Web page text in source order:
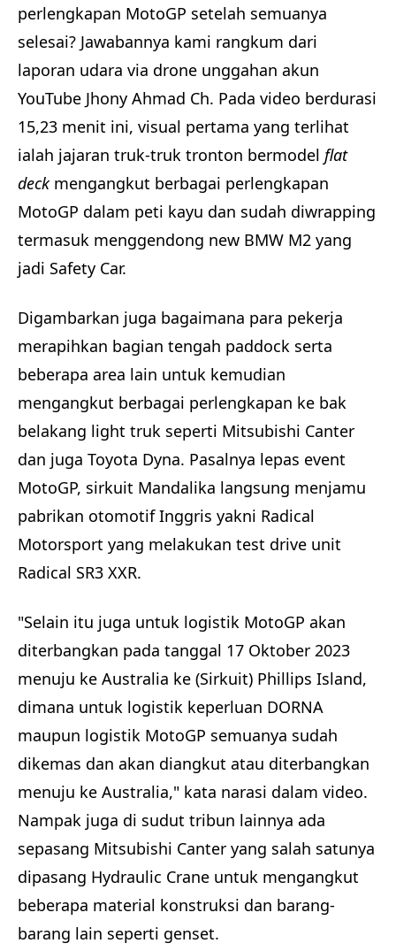
perlengkapan MotoGP setelah semuanya
selesai? Jawabannya kami rangkum dari
laporan udara via drone unggahan akun
YouTube Jhony Ahmad Ch. Pada video berdurasi
15,23 menit ini, visual pertama yang terlihat
ialah jajaran truk-truk tronton bermodel flat
deckmengangkut berbagai perlengkapan
MotoGP dalam peti kayu dan sudah diwrapping
termasuk menggendong new BMW M2 yang
jadi Safety Car.
Digambarkan juga bagaimana para pekerja
merapihkan bagian tengah paddock serta
beberapa area lain untuk kemudian
mengangkut berbagai perlengkapan ke bak
belakang light truk seperti Mitsubishi Canter
dan juga Toyota Dyna. Pasalnya lepas event
MotoGP, sirkuit Mandalika langsung menjamu
pabrikan otomotif Inggris yakni Radical
Motorsport yang melakukan test drive unit
Radical SR3 XXR.
"Selain itu juga untuk logistik MotoGP akan
diterbangkan pada tanggal 17 Oktober 2023
menuju ke Australia ke (Sirkuit) Phillips Island,
dimana untuk logistik keperluan DORNA
maupun logistik MotoGP semuanya sudah
dikemas dan akan diangkut atau diterbangkan
menuju ke Australia," kata narasi dalam video.
Nampak juga di sudut tribun lainnya ada
sepasang Mitsubishi Canter yang salah satunya
dipasang Hydraulic Crane untuk mengangkut
beberapa material konstruksi dan barang-
barang lain seperti genset.